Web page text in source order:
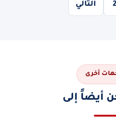
2 التالي
أخرى
أيضاً إلى